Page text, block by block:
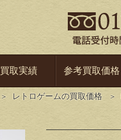
買取実績 参考買取価格
レトロゲームの買取価格